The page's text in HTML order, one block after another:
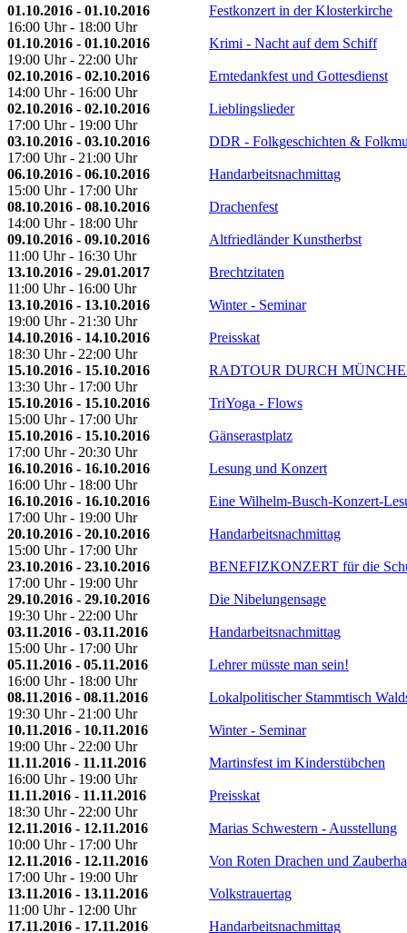
01.10.2016 - 01.10.2016
16:00 Uhr - 18:00 Uhr
Festkonzert in der Klosterkirche
01.10.2016 - 01.10.2016
19:00 Uhr - 22:00 Uhr
Krimi - Nacht auf dem Schiff
02.10.2016 - 02.10.2016
14:00 Uhr - 16:00 Uhr
Erntedankfest und Gottesdienst
02.10.2016 - 02.10.2016
17:00 Uhr - 19:00 Uhr
Lieblingslieder
03.10.2016 - 03.10.2016
17:00 Uhr - 21:00 Uhr
DDR - Folkgeschichten &
06.10.2016 - 06.10.2016
15:00 Uhr - 17:00 Uhr
Handarbeitsnachmittag
08.10.2016 - 08.10.2016
14:00 Uhr - 18:00 Uhr
Drachenfest
09.10.2016 - 09.10.2016
11:00 Uhr - 16:30 Uhr
Altfriedländer Kunstherbst
13.10.2016 - 29.01.2017
11:00 Uhr - 16:00 Uhr
Brechtzitaten
13.10.2016 - 13.10.2016
19:00 Uhr - 21:30 Uhr
Winter - Seminar
14.10.2016 - 14.10.2016
18:30 Uhr - 22:00 Uhr
Preisskat
15.10.2016 - 15.10.2016
13:30 Uhr - 17:00 Uhr
RADTOUR DURCH
15.10.2016 - 15.10.2016
15:00 Uhr - 17:00 Uhr
TriYoga - Flows
15.10.2016 - 15.10.2016
17:00 Uhr - 20:30 Uhr
Gänserastplatz
16.10.2016 - 16.10.2016
16:00 Uhr - 18:00 Uhr
Lesung und Konzert
16.10.2016 - 16.10.2016
17:00 Uhr - 19:00 Uhr
Eine Wilhelm-Busch-Konzert-
20.10.2016 - 20.10.2016
15:00 Uhr - 17:00 Uhr
Handarbeitsnachmittag
23.10.2016 - 23.10.2016
17:00 Uhr - 19:00 Uhr
BENEFIZKONZERT für die
29.10.2016 - 29.10.2016
19:30 Uhr - 22:00 Uhr
Die Nibelungensage
03.11.2016 - 03.11.2016
15:00 Uhr - 17:00 Uhr
Handarbeitsnachmittag
05.11.2016 - 05.11.2016
16:00 Uhr - 18:00 Uhr
Lehrer müsste man sein!
08.11.2016 - 08.11.2016
19:30 Uhr - 21:00 Uhr
Lokalpolitischer Stammtisch
10.11.2016 - 10.11.2016
19:00 Uhr - 22:00 Uhr
Winter - Seminar
11.11.2016 - 11.11.2016
16:00 Uhr - 19:00 Uhr
Martinsfest im Kinderstübchen
11.11.2016 - 11.11.2016
18:30 Uhr - 22:00 Uhr
Preisskat
12.11.2016 - 12.11.2016
10:00 Uhr - 17:00 Uhr
Marias Schwestern - Ausstellung
12.11.2016 - 12.11.2016
17:00 Uhr - 19:00 Uhr
Von Roten Drachen und
13.11.2016 - 13.11.2016
11:00 Uhr - 12:00 Uhr
Volkstrauertag
17.11.2016 - 17.11.2016 Handarbeitsnachmittag